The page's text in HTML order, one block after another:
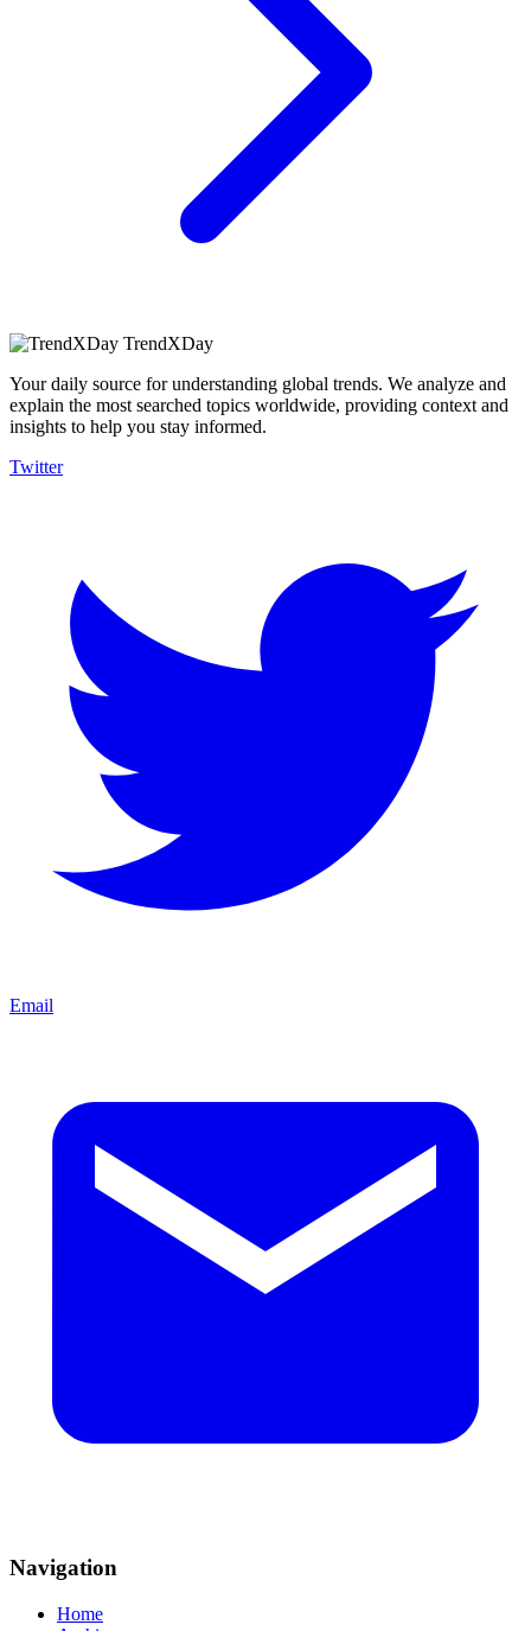
TrendXDay
Your daily source for understanding global trends. We analyze and
explain the most searched topics worldwide, providing context and
insights to help you stay informed.
Twitter
Email
Navigation
Home